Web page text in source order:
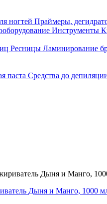
ногтей Праймеры,
Инструменты
Ресницы Ламинирование
паста Средства до
Дыня и Манго,